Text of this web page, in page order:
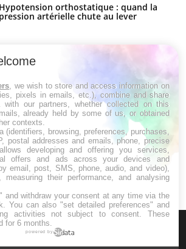
Hypotension orthostatique : quand la
pression artérielle chute au lever
: une déformation des
Maladie de Charcot (Sclérose latérale
amyotrophique)
, we wish to store and access information on
pixels in emails, etc.), combine and share
with our partners, whether collected on this
already held by some of us, or obtained
contexts.
(identifiers, browsing, preferences, purchases,
postal addresses and emails, phone, precise
developing and offering you services,
offers and ads across your devices and
email, post, SMS, phone, audio, and video),
measuring their performance, and analysing
and withdraw your consent at any time via the
. You can also "set detailed preferences" and
activities not subject to consent. These
for 6 months.
powered by